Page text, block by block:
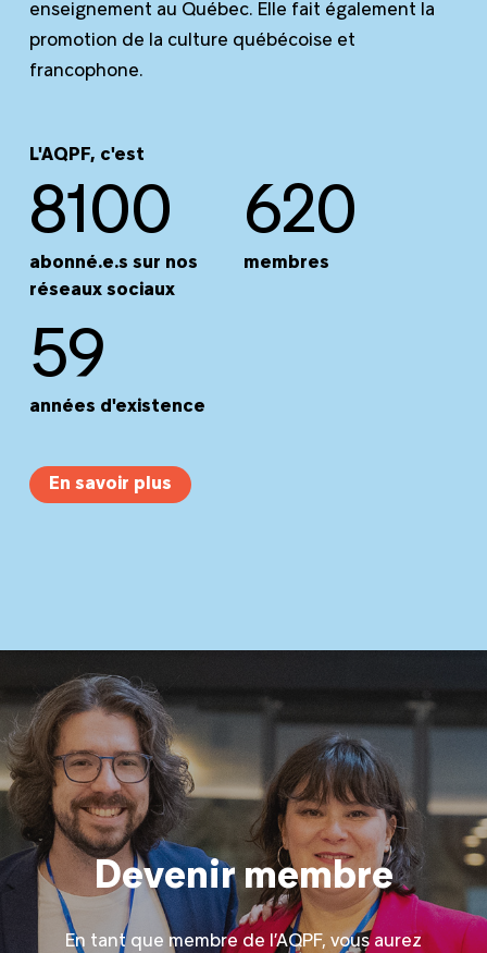
enseignement au Québec. Elle fait également la
promotion de la culture québécoise et
francophone.
L'AQPF, c'est
8100
abonné.e.s sur nos
réseaux sociaux
620
membres
59
années d'existence
En savoir plus
Devenir membre
En tant que membre de l’AQPF, vous aurez